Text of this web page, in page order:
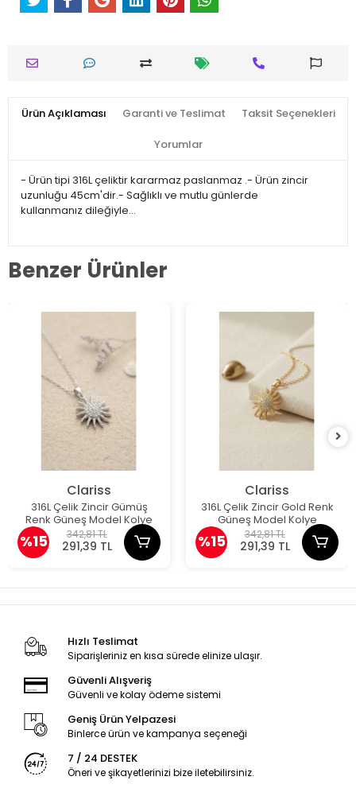
Ürün Açıklaması Garanti ve Teslimat Taksit Seçenekleri
Yorumlar
- Ürün tipi 316L çeliktir kararmaz paslanmaz .- Ürün zincir
uzunluğu 45cm'dir.- Sağlıklı ve mutlu günlerde
kullanmanız dileğiyle…
Benzer Ürünler
Clariss
316L Çelik Zincir Gümüş
Renk Güneş Model Kolye
%15 342,81 TL
291,39 TL
Clariss
316L Çelik Zincir Gold Renk
Güneş Model Kolye
%15 342,81 TL
291,39 TL
Hızlı Teslimat
Siparişleriniz en kısa sürede elinize ulaşır.
Güvenli Alışveriş
Güvenli ve kolay ödeme sistemi
Geniş Ürün Yelpazesi
Binlerce ürün ve kampanya seçeneği
7 / 24 DESTEK
Öneri ve şikayetlerinizi bize iletebilirsiniz.